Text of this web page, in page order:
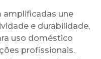
amplificadas une
e durabilidade,
uso doméstico
profissionais.